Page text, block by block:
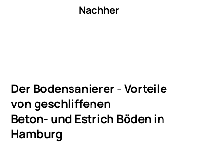
Nachher
Der Bodensanierer - Vorteile
von geschliffenen
Beton- und Estrich Böden in
Hamburg